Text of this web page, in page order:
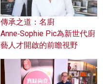
傳承之道：名廚
Anne‑Sophie Pic為新世代廚
藝人才開啟的前瞻視野